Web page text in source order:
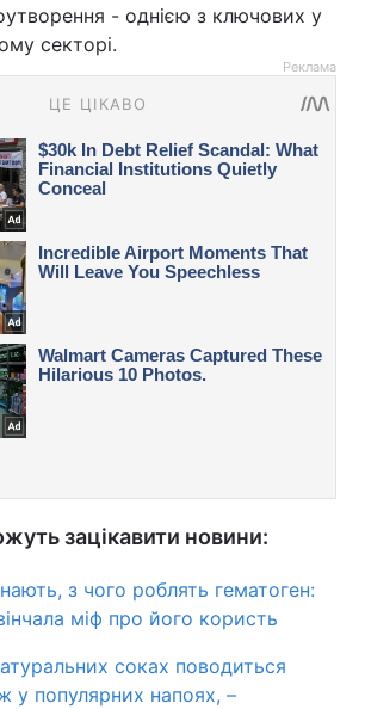
- однією з ключових у
секторі.
Реклама
зацікавити новини:
з чого роблять гематоген:
міф про його користь
соках поводиться
у популярних напоях, –